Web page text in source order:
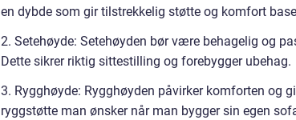
en dybde som gir tilstrekkelig støtte og komfort
2. Setehøyde: Setehøyden bør være behagelig og
Dette sikrer riktig sittestilling og forebygger ubehag.
3. Rygghøyde: Rygghøyden påvirker komforten og
ryggstøtte man ønsker når man bygger sin egen